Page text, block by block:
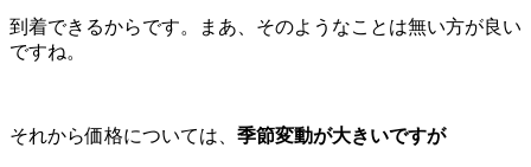
到着できるからです。まあ、そのようなことは無い方が良い
ですね。
それから価格については、 季節変動が大きいですが